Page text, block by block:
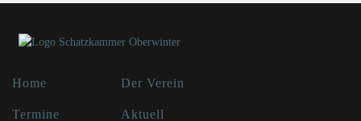
Home Der Verein
Termine Aktuell